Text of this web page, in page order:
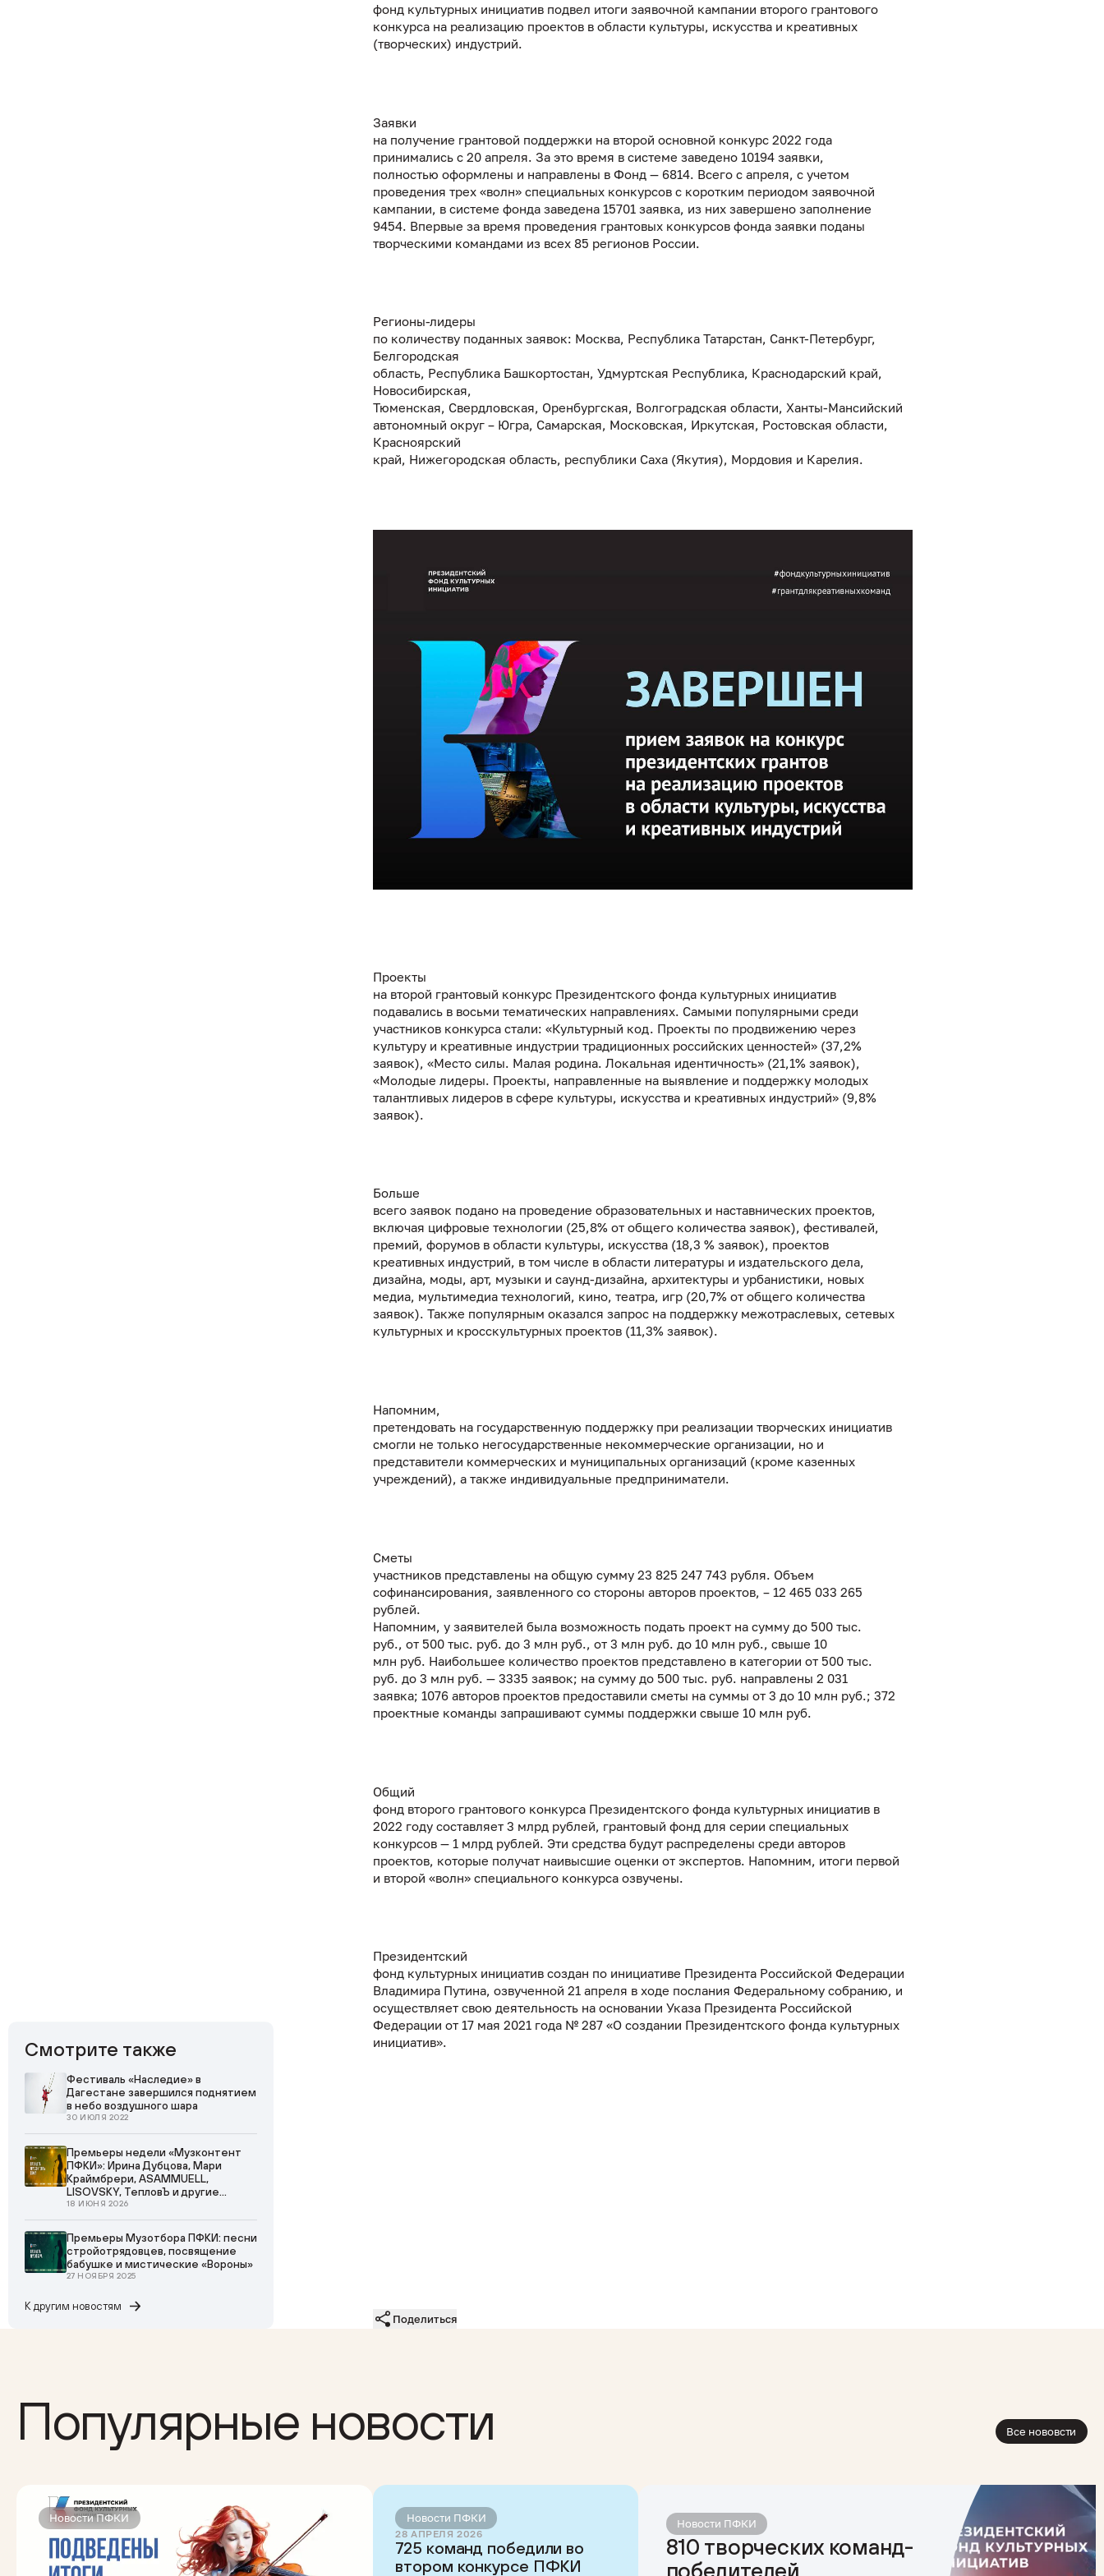
Смотрите также
Фестиваль «Наследие» в
Дагестане завершился поднятием
в небо воздушного шара
30 ИЮЛЯ 2022
Премьеры недели «Музконтент
ПФКИ»: Ирина Дубцова, Мари
Краймбрери, ASAMMUELL,
LISOVSKY, ТепловЪ и другие
артисты
18 ИЮНЯ 2026
Премьеры Музотбора ПФКИ: песни
стройотрядовцев, посвящение
бабушке и мистические «Вороны»
27 НОЯБРЯ 2025
К другим новостям
фонд культурных инициатив подвел итоги заявочной кампании второго грантового
конкурса на реализацию проектов в области культуры, искусства и креативных
(творческих) индустрий.
Заявки
на получение грантовой поддержки на второй основной конкурс 2022 года
принимались с 20 апреля. За это время в системе заведено 10194 заявки,
полностью оформлены и направлены в Фонд — 6814. Всего с апреля, с учетом
проведения трех «волн» специальных конкурсов с коротким периодом заявочной
кампании, в системе фонда заведена 15701 заявка, из них завершено заполнение
9454. Впервые за время проведения грантовых конкурсов фонда заявки поданы
творческими командами из всех 85 регионов России.
Регионы-лидеры
по количеству поданных заявок: Москва, Республика Татарстан, Санкт-Петербург,
Белгородская
область, Республика Башкортостан, Удмуртская Республика, Краснодарский край,
Новосибирская,
Тюменская, Свердловская, Оренбургская, Волгоградская области, Ханты-Мансийский
автономный округ – Югра, Самарская, Московская, Иркутская, Ростовская области,
Красноярский
край, Нижегородская область, республики Саха (Якутия), Мордовия и Карелия.
Проекты
на второй грантовый конкурс Президентского фонда культурных инициатив
подавались в восьми тематических направлениях. Самыми популярными среди
участников конкурса стали: «Культурный код. Проекты по продвижению через
культуру и креативные индустрии традиционных российских ценностей» (37,2%
заявок), «Место силы. Малая родина. Локальная идентичность» (21,1% заявок),
«Молодые лидеры. Проекты, направленные на выявление и поддержку молодых
талантливых лидеров в сфере культуры, искусства и креативных индустрий» (9,8%
заявок).
Больше
всего заявок подано на проведение образовательных и наставнических проектов,
включая цифровые технологии (25,8% от общего количества заявок), фестивалей,
премий, форумов в области культуры, искусства (18,3 % заявок), проектов
креативных индустрий, в том числе в области литературы и издательского дела,
дизайна, моды, арт, музыки и саунд-дизайна, архитектуры и урбанистики, новых
медиа, мультимедиа технологий, кино, театра, игр (20,7% от общего количества
заявок). Также популярным оказался запрос на поддержку межотраслевых, сетевых
культурных и кросскультурных проектов (11,3% заявок).
Напомним,
претендовать на государственную поддержку при реализации творческих инициатив
смогли не только негосударственные некоммерческие организации, но и
представители коммерческих и муниципальных организаций (кроме казенных
учреждений), а также индивидуальные предприниматели.
Сметы
участников представлены на общую сумму 23 825 247 743 рубля. Объем
софинансирования, заявленного со стороны авторов проектов, – 12 465 033 265
рублей.
Напомним, у заявителей была возможность подать проект на сумму до 500 тыс.
руб., от 500 тыс. руб. до 3 млн руб., от 3 млн руб. до 10 млн руб., свыше 10
млн руб. Наибольшее количество проектов представлено в категории от 500 тыс.
руб. до 3 млн руб. — 3335 заявок; на сумму до 500 тыс. руб. направлены 2 031
заявка; 1076 авторов проектов предоставили сметы на суммы от 3 до 10 млн руб.; 372
проектные команды запрашивают суммы поддержки свыше 10 млн руб.
Общий
фонд второго грантового конкурса Президентского фонда культурных инициатив в
2022 году составляет 3 млрд рублей, грантовый фонд для серии специальных
конкурсов — 1 млрд рублей. Эти средства будут распределены среди авторов
проектов, которые получат наивысшие оценки от экспертов. Напомним, итоги первой
и второй «волн» специального конкурса озвучены.
Президентский
фонд культурных инициатив создан по инициативе Президента Российской Федерации
Владимира Путина, озвученной 21 апреля в ходе послания Федеральному собранию, и
осуществляет свою деятельность на основании Указа Президента Российской
Федерации от 17 мая 2021 года № 287 «О создании Президентского фонда культурных
инициатив».
Поделиться
Популярные новости Все нововсти
Новости ПФКИ Новости ПФКИ
28 АПРЕЛЯ 2026
725 команд победили во
втором конкурсе ПФКИ
Новости ПФКИ
810 творческих команд-
победителей